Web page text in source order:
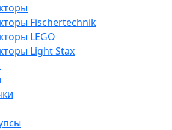
Fisсhertechnik
LEGO
Light Stax